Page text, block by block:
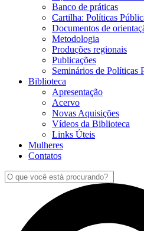
Banco de práticas
Cartilha: Políticas
Documentos de
Metodologia
Produções regionais
Publicações
Seminários de Políticas
Biblioteca
Apresentação
Acervo
Novas Aquisições
Vídeos da Biblioteca
Links Úteis
Mulheres
Contatos